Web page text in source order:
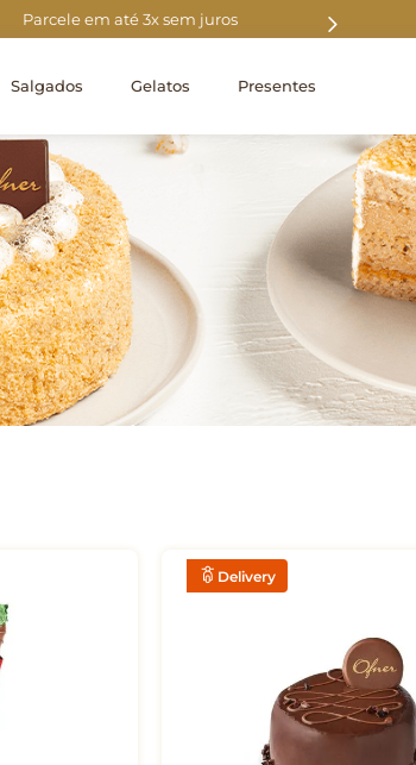
Parcele em até 3x sem juros
Salgados Gelatos Presentes
Delivery